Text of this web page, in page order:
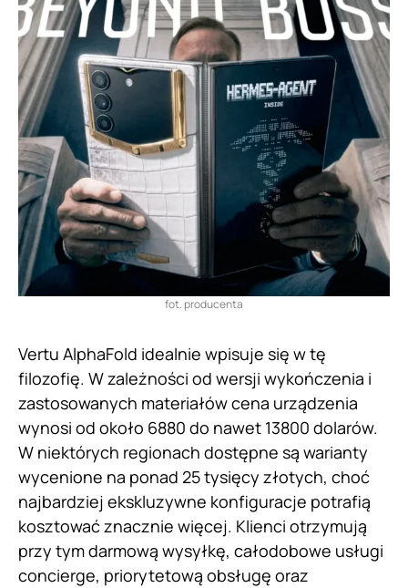
fot. producenta
Vertu AlphaFold idealnie wpisuje się w tę
filozofię. W zależności od wersji wykończenia i
zastosowanych materiałów cena urządzenia
wynosi od około 6880 do nawet 13800 dolarów.
W niektórych regionach dostępne są warianty
wycenione na ponad 25 tysięcy złotych, choć
najbardziej ekskluzywne konfiguracje potrafią
kosztować znacznie więcej. Klienci otrzymują
przy tym darmową wysyłkę, całodobowe usługi
concierge, priorytetową obsługę oraz